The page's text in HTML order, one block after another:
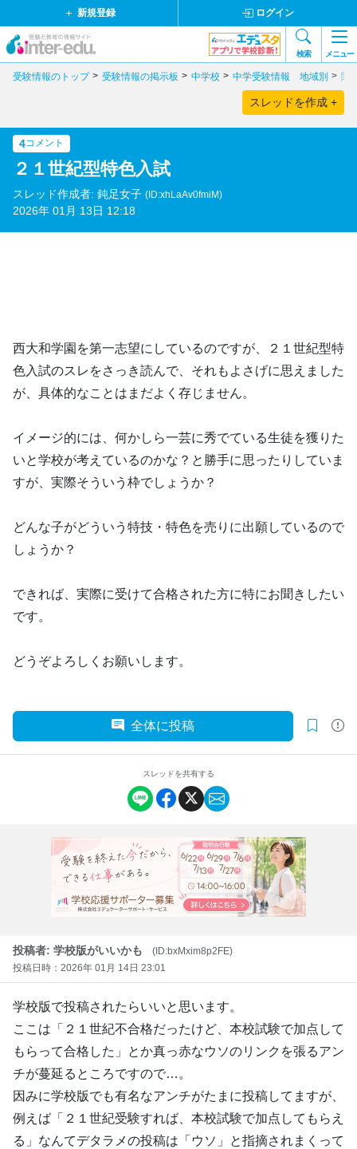
新規登録 ログイン
検索 メニュー
受験情報のトップ 受験情報の掲示板 中学校 中学受験情報 地域別 関
スレッドを作成 +
4コメント
２１世紀型特色入試
スレッド作成者: 鈍足女子 (ID:xhLaAv0fmiM)
2026年 01月 13日 12:18
西大和学園を第一志望にしているのですが、２１世紀型特
色入試のスレをさっき読んで、それもよさげに思えました
が、具体的なことはまだよく存じません。
イメージ的には、何かしら一芸に秀でている生徒を獲りた
いと学校が考えているのかな？と勝手に思ったりしていま
すが、実際そういう枠でしょうか？
どんな子がどういう特技・特色を売りに出願しているので
しょうか？
できれば、実際に受けて合格された方に特にお聞きしたい
です。
どうぞよろしくお願いします。
全体に投稿
スレッドを共有する
投稿者: 学校版がいいかも
(ID:bxMxim8p2FE)
投稿日時：2026年 01月 14日 23:01
学校版で投稿されたらいいと思います。
ここは「２１世紀不合格だったけど、本校試験で加点して
もらって合格した」とか真っ赤なウソのリンクを張るアン
チが蔓延るところですので…。
因みに学校版でも有名なアンチがたまに投稿してますが、
例えば「２１世紀受験すれば、本校試験で加点してもらえ
る」なんてデタラメの投稿は「ウソ」と指摘されまくって